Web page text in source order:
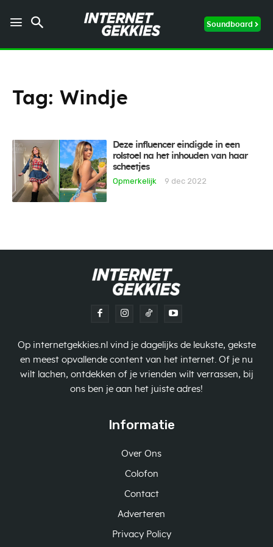
Soundboard
Tag: Windje
Deze influencer eindigde in een
rolstoel na het inhouden van haar
scheetjes
Opmerkelijk
9 dec 2022
Op internetgekkies.nl vind je dagelijks de leukste, gekste
en meest opvallende content van het internet. Of je nu
wilt lachen, ontdekken of je vrienden wilt verrassen, bij
ons ben je aan het juiste adres!
Informatie
Over Ons
Colofon
Contact
Adverteren
Privacy Policy